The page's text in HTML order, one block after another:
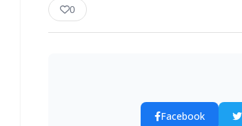
0
Facebook